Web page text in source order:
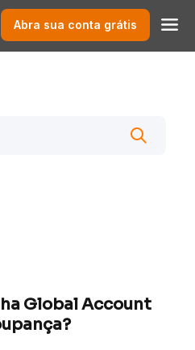
Abra sua conta grátis
Global Account